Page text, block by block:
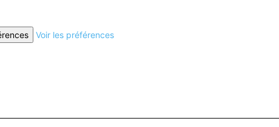
Voir les préférences